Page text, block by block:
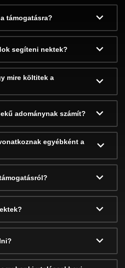
támogatásra?
segíteni nektek?
mire költitek a
adománynak számít?
egyébként a